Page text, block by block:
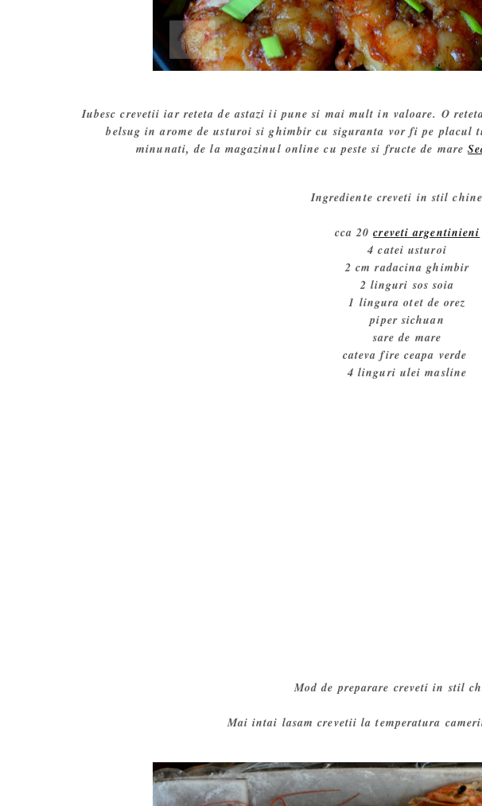
Iubesc crevetii iar reteta de astazi ii pune si mai mult in valoare. O
belsug in arome de usturoi si ghimbir cu siguranta vor fi pe placul
minunati, de la magazinul online cu peste si fructe de mare
Ingrediente creveti in stil
cca 20creveti argentinieni
4 catei usturoi
2 cm radacina ghimbir
2 linguri sos soia
1 lingura otet de orez
piper sichuan
sare de mare
cateva fire ceapa verde
4 linguri ulei masline
Mod de preparare creveti in stil
Mai intai lasam crevetii la temperatura camerii